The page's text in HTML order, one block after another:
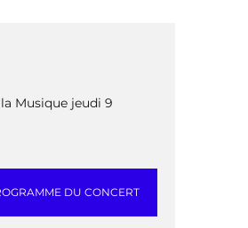
Musique jeudi 9
DU CONCERT